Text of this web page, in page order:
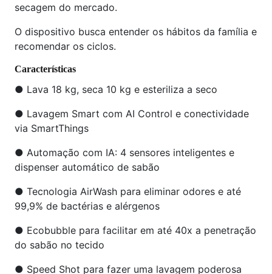
secagem do mercado.
O dispositivo busca entender os hábitos da família e
recomendar os ciclos.
Características
● Lava 18 kg, seca 10 kg e esteriliza a seco
● Lavagem Smart com AI Control e conectividade
via SmartThings
● Automação com IA: 4 sensores inteligentes e
dispenser automático de sabão
● Tecnologia AirWash para eliminar odores e até
99,9% de bactérias e alérgenos
● Ecobubble para facilitar em até 40x a penetração
do sabão no tecido
● Speed Shot para fazer uma lavagem poderosa